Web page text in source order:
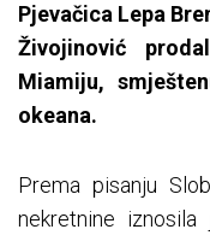
Pjevačica Lepa
Živojinović
Miamiju,
okeana.
Prema pisanju
nekretnine